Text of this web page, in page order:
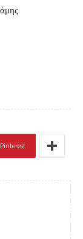
Pinterest